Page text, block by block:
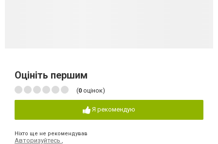
Оцініть першим
(0 оцінок)
Я рекомендую
Ніхто ще не рекомендував
Авторизуйтесь